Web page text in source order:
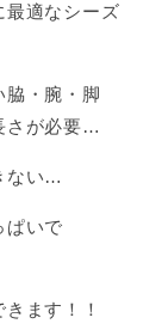
最適なシーズ
脇・腕・脚
さが必要…
ない…
ぱいで
ます！！